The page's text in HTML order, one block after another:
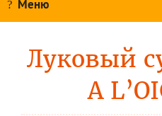
Меню
Луковый
A